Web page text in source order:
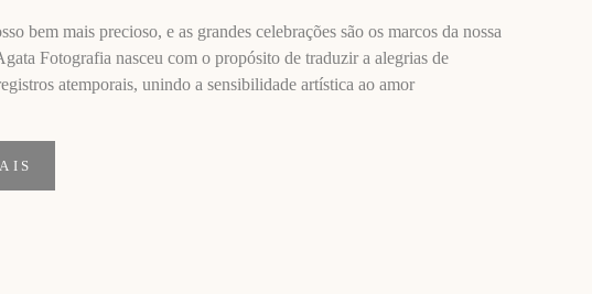
bem mais precioso, e as grandes celebrações são os marcos da nossa
Fotografia nasceu com o propósito de traduzir a alegrias de
atemporais, unindo a sensibilidade artística ao amor